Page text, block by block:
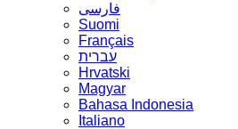
فارسی
Suomi
Français
עברית
Hrvatski
Magyar
Bahasa Indonesia
Italiano